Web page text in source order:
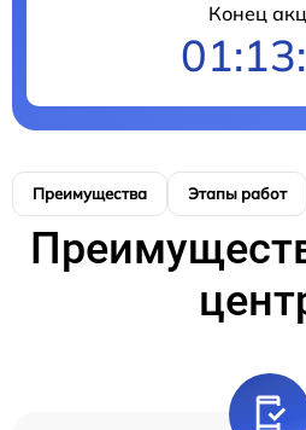
Конец
Преимущества Этапы работ